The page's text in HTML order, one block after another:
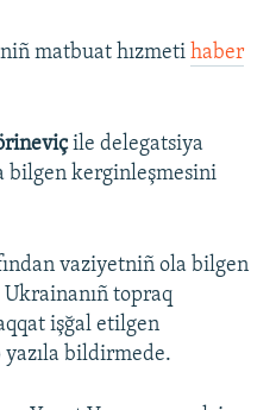
matbuat hızmetihaber
ile delegatsiya
bilgen kerginleşmesini
vaziyetniñ ola bilgen
Ukrainanıñ topraq
işğal etilgen
yazıla bildirmede.